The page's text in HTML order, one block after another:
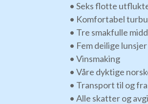
• Seks flotte
• Komfortabel
• Tre smakfulle
• Fem deilige lunsjer
• Vinsmaking
• Våre dyktige
• Transport til og
• Alle skatter og